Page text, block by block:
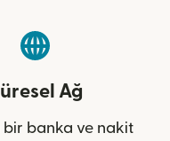
Ağ
bir banka ve nakit